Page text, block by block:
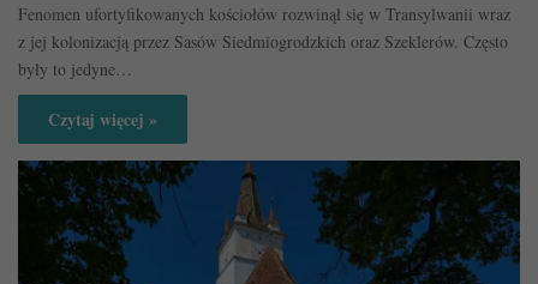
Fenomen ufortyfikowanych kościołów rozwinął się w Transylwanii wraz
z jej kolonizacją przez Sasów Siedmiogrodzkich oraz Szeklerów. Często
były to jedyne…
Czytaj więcej »